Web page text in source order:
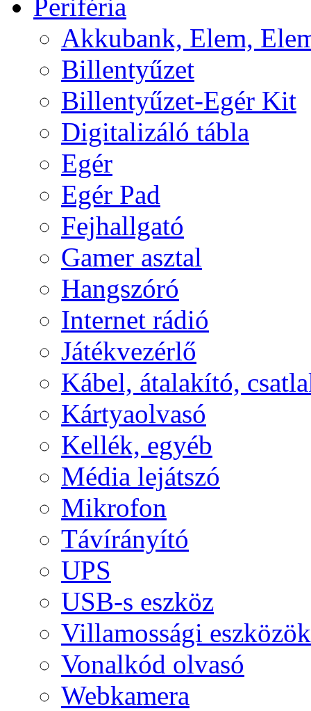
Periféria
Akkubank, Elem,
Billentyűzet
Billentyűzet-Egér Kit
Digitalizáló tábla
Egér
Egér Pad
Fejhallgató
Gamer asztal
Hangszóró
Internet rádió
Játékvezérlő
Kábel, átalakító,
Kártyaolvasó
Kellék, egyéb
Média lejátszó
Mikrofon
Távírányító
UPS
USB-s eszköz
Villamossági eszközök
Vonalkód olvasó
Webkamera